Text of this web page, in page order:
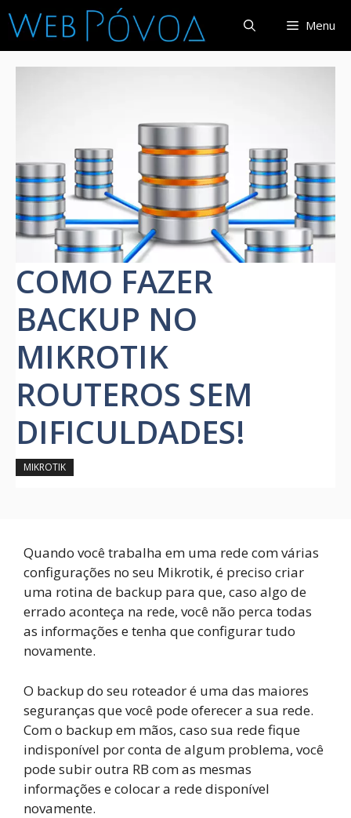
Pular
para
o
conteúdo
Menu
COMO FAZER
BACKUP NO
MIKROTIK
ROUTEROS SEM
DIFICULDADES!
MIKROTIK
Quando você trabalha em uma rede com várias
configurações no seu Mikrotik, é preciso criar
uma rotina de backup para que, caso algo de
errado aconteça na rede, você não perca todas
as informações e tenha que configurar tudo
novamente.
O backup do seu roteador é uma das maiores
seguranças que você pode oferecer a sua rede.
Com o backup em mãos, caso sua rede fique
indisponível por conta de algum problema, você
pode subir outra RB com as mesmas
informações e colocar a rede disponível
novamente.